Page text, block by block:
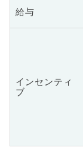
給与
インセンティ
ブ